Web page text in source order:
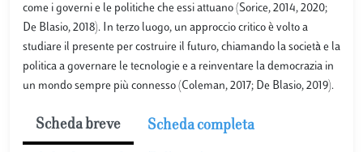
come i governi e le politiche che essi attuano (Sorice, 2014, 2020;
De Blasio, 2018). In terzo luogo, un approccio critico è volto a
studiare il presente per costruire il futuro, chiamando la società e la
politica a governare le tecnologie e a reinventare la democrazia in
un mondo sempre più connesso (Coleman, 2017; De Blasio, 2019).
Scheda breve Scheda completa